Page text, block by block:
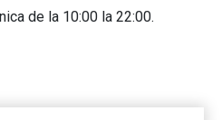
de la 10:00 la 22:00.